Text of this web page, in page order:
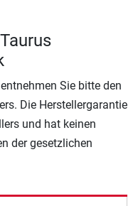
Sie bitte den
Die Herstellergarantie
und hat keinen
der gesetzlichen